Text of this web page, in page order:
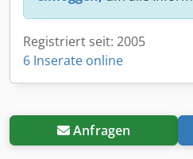
Registriert seit: 2005
6 Inserate online
Anfragen